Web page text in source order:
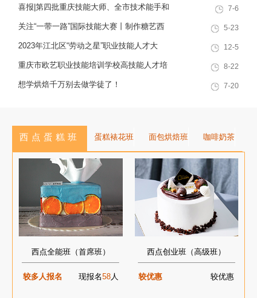
感与创新思维的复合型行业高技能
人才，是集技能培训、证书认定、
训”职业技能提升计划活动
喜报|第四批重庆技能大师、全市技术能手和
巴渝青年技能之星名单出炉，重庆欧艺职业
技能培训学校技能人才榜上有名！
7-6
关注“一带一路”国际技能大赛丨制作糖艺西
点，看手艺更考验审美
5-23
2023年江北区“劳动之星”职业技能人才大
赛，我校选手荣获互联网营销师第一名
12-5
重庆市欧艺职业技能培训学校高技能人才培
训基地建设专家指导会会议简报
8-22
想学烘焙千万别去做学徒了！ 7-20
西点蛋糕班 蛋糕裱花班 面包烘焙班 咖啡奶茶
西点全能班（首席班）
较多人报名 现报名58人
西点创业班（高级班）
较优惠 较优惠